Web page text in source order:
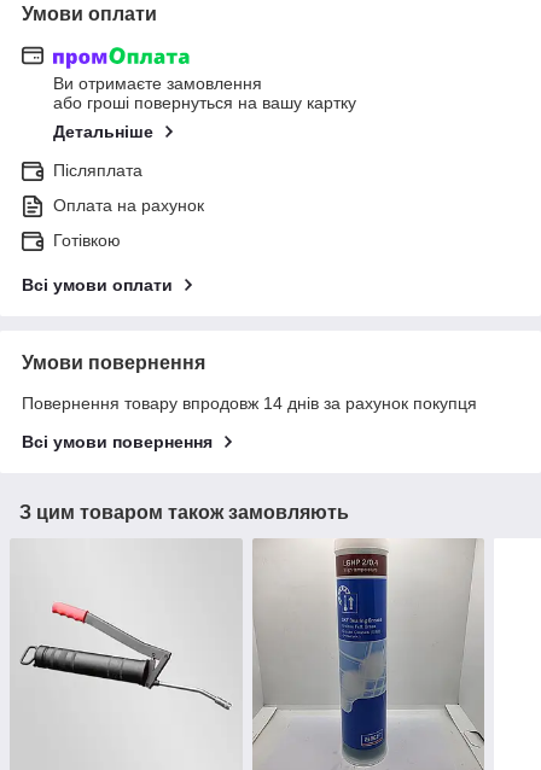
Умови оплати
Ви отримаєте замовлення
або гроші повернуться на вашу картку
Детальніше
Післяплата
Оплата на рахунок
Готівкою
Всі умови оплати
Умови повернення
Повернення товару впродовж 14 днів за рахунок покупця
Всі умови повернення
З цим товаром також замовляють